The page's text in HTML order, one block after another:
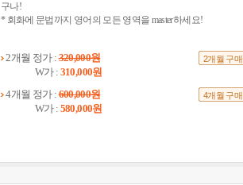
구나!
* 회화에 문법까지 영어의 모든 영역을 master하세요!
2개월 정가 :320,000원
W가 : 310,000원
2개월 구매
4개월 정가 :600,000원
W가 : 580,000원
4개월 구매